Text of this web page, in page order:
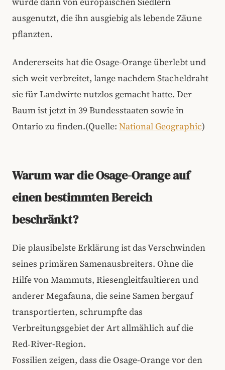
ausgenutzt, die ihn ausgiebig als lebende Zäune
pflanzten.
Andererseits hat die Osage-Orange überlebt und
sich weit verbreitet, lange nachdem Stacheldraht
sie für Landwirte nutzlos gemacht hatte. Der
Baum ist jetzt in 39 Bundesstaaten sowie in
Ontario zu finden.(Quelle: National Geographic)
Warum war die Osage-Orange auf
einen bestimmten Bereich
beschränkt?
Die plausibelste Erklärung ist das Verschwinden
seines primären Samenausbreiters. Ohne die
Hilfe von Mammuts, Riesengleitfaultieren und
anderer Megafauna, die seine Samen bergauf
transportierten, schrumpfte das
Verbreitungsgebiet der Art allmählich auf die
Red‑River-Region.
Fossilien zeigen, dass die Osage-Orange vor den